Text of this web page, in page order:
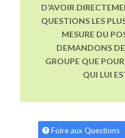
D’AVOIR
QUESTIONS LES
MESURE DU
DEMANDONS
GROUPE QUE
QUI LUI
Foire aux Questions